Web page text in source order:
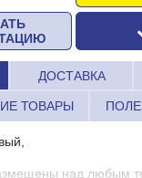
ДОСТАВКА
ТОВАРЫ
над любым